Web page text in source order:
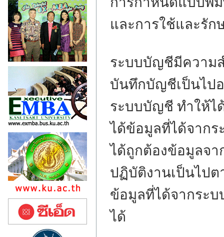
และการใช้และรั
ระบบบัญชีมีความ
บันทึกบัญชีเป็นไป
ระบบบัญชี ทำให้ไ
ได้ข้อมูลที่ได้จาก
ได้ถูกต้องข้อมูลจ
ปฏิบัติงานเป็นไป
ข้อมูลที่ได้จากระ
ได้